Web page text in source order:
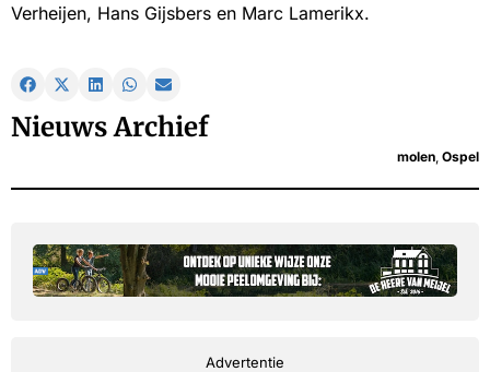
Verheijen, Hans Gijsbers en Marc Lamerikx.
Nieuws Archief
molen Ospel
Advertentie